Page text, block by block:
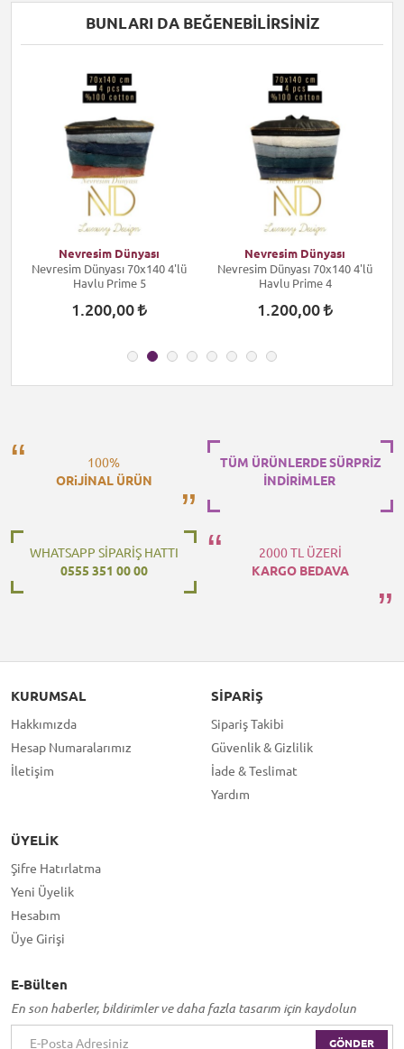
BUNLARI DA BEĞENEBILIRSINIZ
Nevresim Dünyası
Nevresim Dünyası 70x140 4'lü
Havlu Prime 5
1.200,00
Nevresim Dünyası
Nevresim Dünyası 70x140 4'lü
Havlu Prime 4
1.200,00
100%
ORiJİNAL ÜRÜN
TÜM ÜRÜNLERDE SÜRPRİZ
İNDİRİMLER
WHATSAPP SİPARİŞ HATTI
0555 351 00 00
2000 TL ÜZERİ
KARGO BEDAVA
KURUMSAL
Hakkımızda
Hesap Numaralarımız
İletişim
SIPARIŞ
Sipariş Takibi
Güvenlik & Gizlilik
İade & Teslimat
Yardım
ÜYELIK
Şifre Hatırlatma
Yeni Üyelik
Hesabım
Üye Girişi
E-Bülten
En son haberler, bildirimler ve daha fazla tasarım için kaydolun
GÖNDER